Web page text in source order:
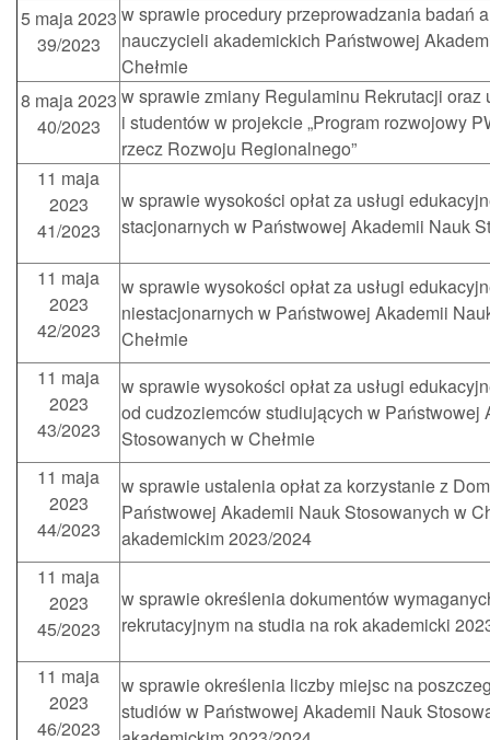
5 maja 2023
39/2023
w sprawie procedury przeprowadzania badań
nauczycieli akademickich Państwowej
Chełmie
8 maja 2023
40/2023
w sprawie zmiany Regulaminu Rekrutacji oraz
i studentów w projekcie „Program rozwojowy
rzecz Rozwoju Regionalnego”
11 maja
2023
41/2023
w sprawie wysokości opłat za usługi
stacjonarnych w Państwowej Akademii Nauk
11 maja
2023
42/2023
w sprawie wysokości opłat za usługi
niestacjonarnych w Państwowej Akademii
Chełmie
11 maja
2023
43/2023
w sprawie wysokości opłat za usługi
od cudzoziemców studiujących w Państwowej
Stosowanych w Chełmie
11 maja
2023
44/2023
w sprawie ustalenia opłat za korzystanie z
Państwowej Akademii Nauk Stosowanych w
akademickim 2023/2024
11 maja
2023
45/2023
w sprawie określenia dokumentów
rekrutacyjnym na studia na rok akademicki
11 maja
2023
46/2023
w sprawie określenia liczby miejsc na
studiów w Państwowej Akademii Nauk